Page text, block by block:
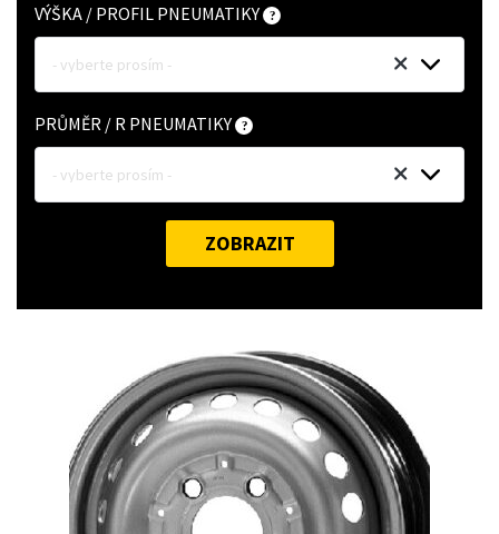
VÝŠKA / PROFIL PNEUMATIKY
- vyberte prosím -
PRŮMĚR / R PNEUMATIKY
- vyberte prosím -
ZOBRAZIT